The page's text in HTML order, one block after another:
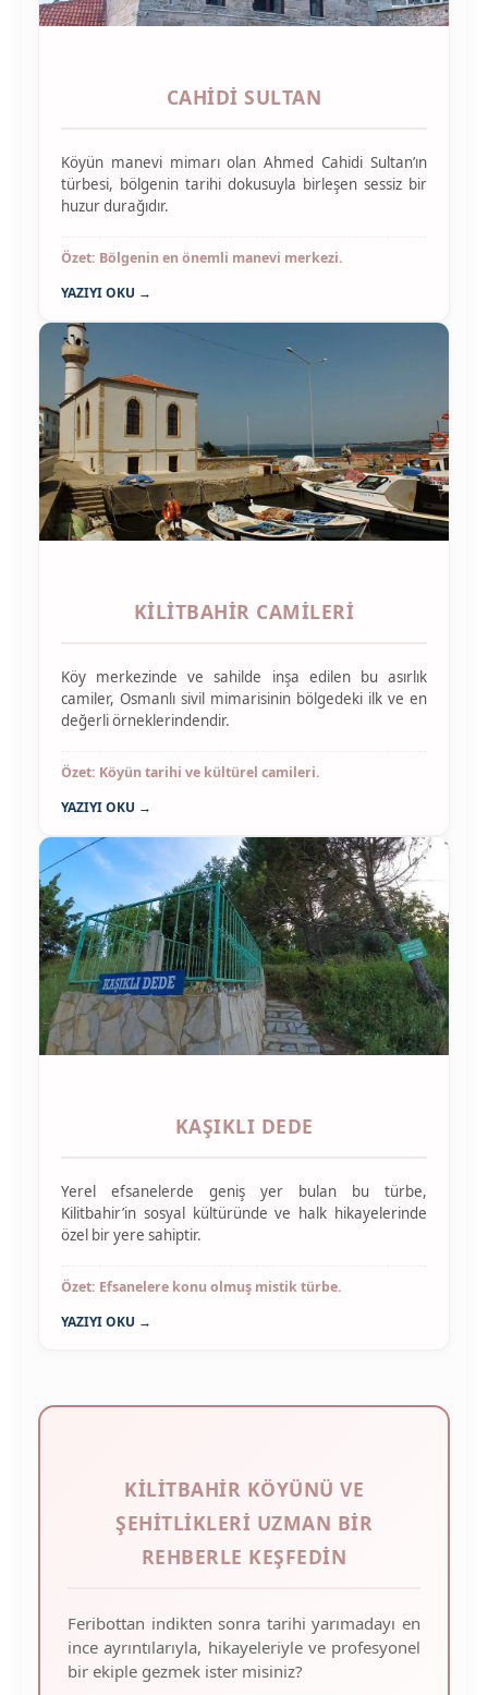
CAHIDI SULTAN
Köyün manevi mimarı olan Ahmed Cahidi Sultan’ın
türbesi, bölgenin tarihi dokusuyla birleşen sessiz bir
huzur durağıdır.
Özet: Bölgenin en önemli manevi merkezi.
YAZIYI OKU →
KILITBAHIR CAMILERI
Köy merkezinde ve sahilde inşa edilen bu asırlık
camiler, Osmanlı sivil mimarisinin bölgedeki ilk ve en
değerli örneklerindendir.
Özet: Köyün tarihi ve kültürel camileri.
YAZIYI OKU →
KAŞIKLI DEDE
Yerel efsanelerde geniş yer bulan bu türbe,
Kilitbahir’in sosyal kültüründe ve halk hikayelerinde
özel bir yere sahiptir.
Özet: Efsanelere konu olmuş mistik türbe.
YAZIYI OKU →
KILITBAHIR KÖYÜNÜ VE
ŞEHITLIKLERI UZMAN BIR
REHBERLE KEŞFEDIN
Feribottan indikten sonra tarihi yarımadayı en
ince ayrıntılarıyla, hikayeleriyle ve profesyonel
bir ekiple gezmek ister misiniz?